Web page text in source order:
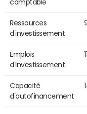
comptable
Ressources
d'investissement
Emplois
d'investissement
Capacité
d'autofinancement